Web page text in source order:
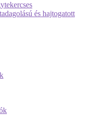
és hajtogatott